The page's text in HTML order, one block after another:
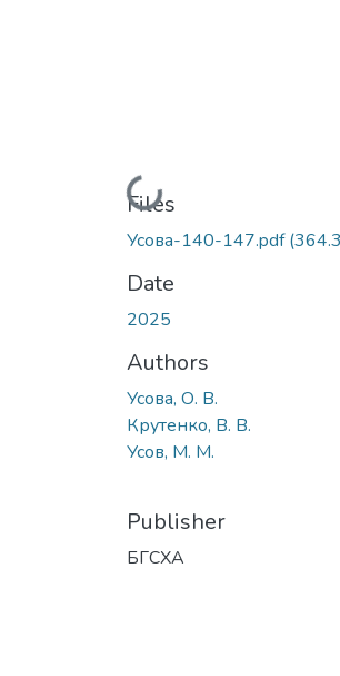
Loading...
Files
Усова-140-147.pdf
Date
2025
Authors
Усова, О. В.
Крутенко, В. В.
Усов, М. М.
Publisher
БГСХА